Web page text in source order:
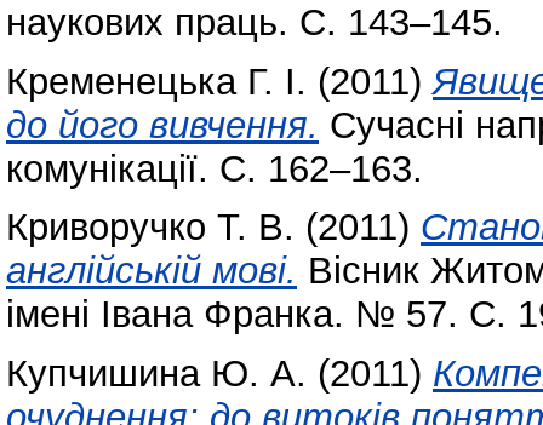
наукових праць. С. 143–145.
Кременецька Г. І. (2011)
до його вивчення. Cучасні
комунікації. С. 162–163.
Криворучко Т. В. (2011)
англійській мові. Вісник
імені Івана Франка. № 57. С.
Купчишина Ю. А. (2011)